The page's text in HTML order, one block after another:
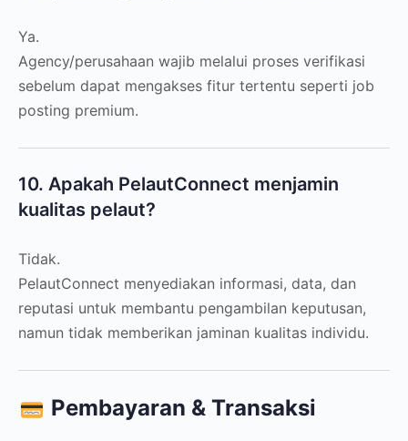
Ya.
Agency/perusahaan wajib melalui proses verifikasi
sebelum dapat mengakses fitur tertentu seperti job
posting premium.
10. Apakah PelautConnect menjamin
kualitas pelaut?
Tidak.
PelautConnect menyediakan informasi, data, dan
reputasi untuk membantu pengambilan keputusan,
namun tidak memberikan jaminan kualitas individu.
Pembayaran & Transaksi